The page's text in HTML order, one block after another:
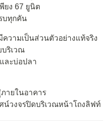
ยง 67 ยูนิต
บทุกคัน
ความเป็นส่วนตัวอย่างแท้จริง
บริเวณ
ละบ่อปลา
ภายในอาคาร
น์วงจรปิดบริเวณหน้าโถงลิฟท์